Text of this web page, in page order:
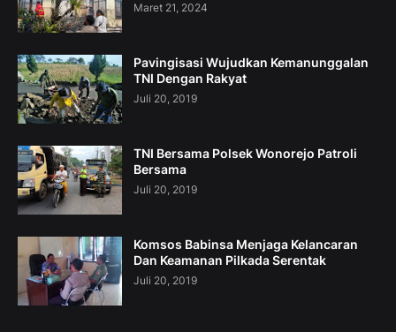
Maret 21, 2024
Pavingisasi Wujudkan Kemanunggalan
TNI Dengan Rakyat
Juli 20, 2019
TNI Bersama Polsek Wonorejo Patroli
Bersama
Juli 20, 2019
Komsos Babinsa Menjaga Kelancaran
Dan Keamanan Pilkada Serentak
Juli 20, 2019